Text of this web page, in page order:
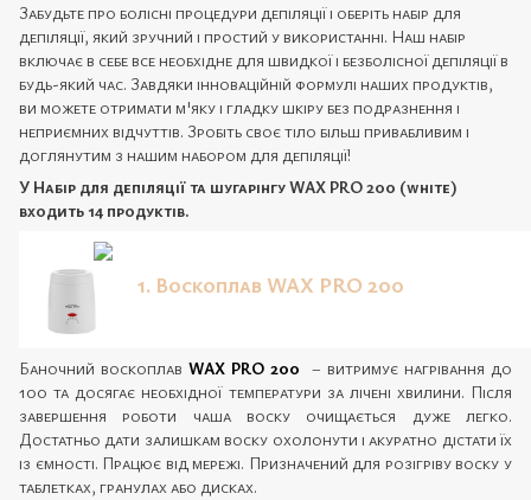
Забудьте про болісні процедури депіляції і оберіть набір для
депіляції, який зручний і простий у використанні. Наш набір
включає в себе все необхідне для швидкої і безболісної депіляції в
будь-який час. Завдяки інноваційній формулі наших продуктів,
ви можете отримати м'яку і гладку шкіру без подразнення і
неприємних відчуттів. Зробіть своє тіло більш привабливим і
доглянутим з нашим набором для депіляції!
У Набір для депіляції та шугарінгу WAX PRO 200 (white)
входить 14 продуктів.
1. Воскоплав WAX PRO 200
Баночний воскоплав WAX PRO 200 – витримує нагрівання до
100 та досягає необхідної температури за лічені хвилини. Після
завершення роботи чаша воску очищається дуже легко.
Достатньо дати залишкам воску охолонути і акуратно дістати їх
із ємності. Працює від мережі. Призначений для розігріву воску у
таблетках, гранулах або дисках.